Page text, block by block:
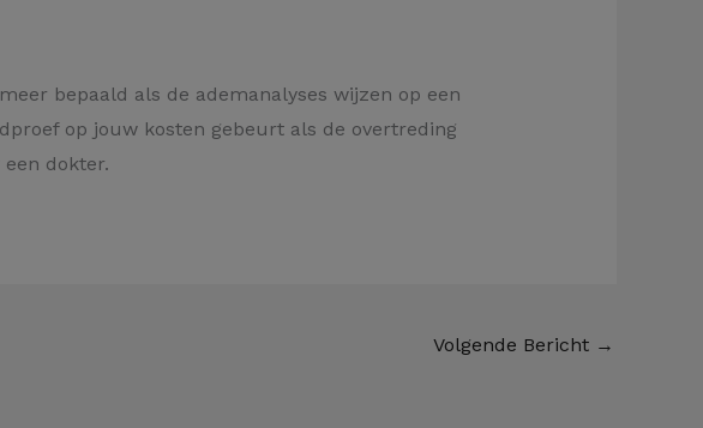
bepaald als de ademanalyses wijzen op een
op jouw kosten gebeurt als de overtreding
dokter.
Volgende Bericht →